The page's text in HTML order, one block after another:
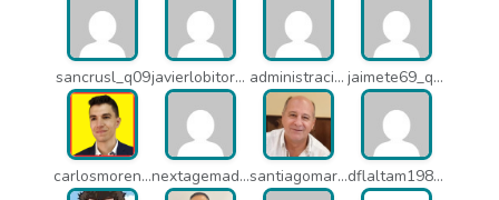
sancrusl_q09 javierlobitort_pz2 administracion_q24 jaimete69_q26
carlosmorenogil_16533 nextagemadrid_lpj santiagomartindejesus_ncs dflaltam1980_os1